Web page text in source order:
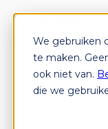
We gebruiken
te maken.
ook niet van.
die we
Producten
June
June
June
June